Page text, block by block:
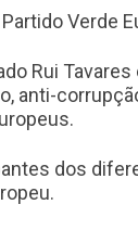
Verde
Rui
anti-
dos